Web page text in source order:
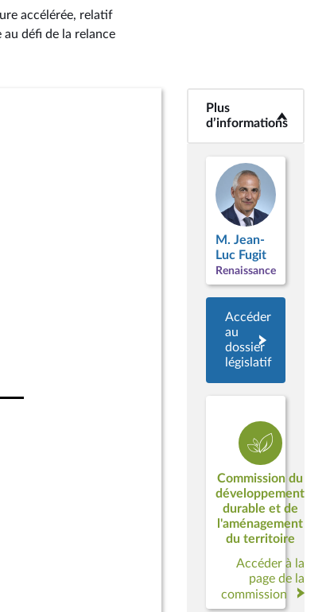
accélérée, relatif
défi de la relance
Plus
d’informations
<b>Plus
d’informations</b>
M. Jean-
Luc Fugit
Renaissance
Accéder
au
dossier
législatif
Commission du
développement
durable et de
l'aménagement
du territoire
Accéder à la
page de la
commission